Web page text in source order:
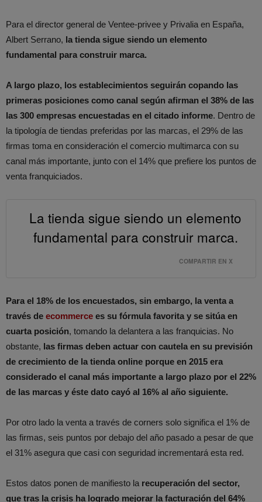
Para el director general de Ventee-privee y Privalia en España,
Albert Serrano, la tienda sigue siendo un elemento
fundamental para construir marca.
A largo plazo, los establecimientos seguirán copando las
primeras posiciones como canal según afirman el 38% de las
las 300 empresas encuestadas en el citado informe. Dentro de
la tipología de tiendas preferidas por las marcas, el 29% de las
firmas toma en consideración el comercio multimarca con su
canal más importante, junto con el 14% que prefiere los puntos de
venta franquiciados.
La tienda sigue siendo un elemento
fundamental para construir marca.
COMPARTIR EN X
Para el 18% de los encuestados, sin embargo, la venta a
través de ecommerce es su fórmula favorita y se sitúa en
cuarta posición, tomando la delantera a las franquicias. No
obstante, las firmas deben actuar con cautela en su previsión
de crecimiento de la tienda online porque en 2015 era
considerado el canal más importante a largo plazo por el 22%
de las marcas y éste dato cayó al 16% al año siguiente.
Por otro lado la venta a través de corners solo significa el 1% de
las firmas, seis puntos por debajo del año pasado a pesar de que
el 31% asegura que casi con seguridad incrementará esta red.
Estos datos ponen de manifiesto la recuperación del sector,
que tras la crisis ha logrado mejorar la facturación del 64%